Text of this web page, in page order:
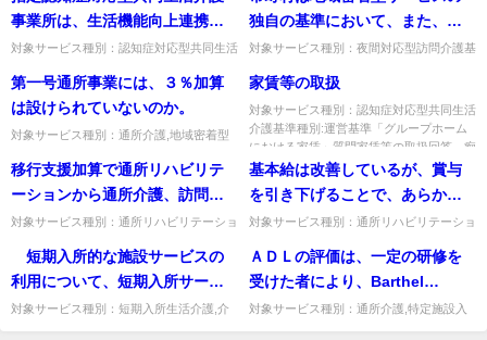
する登録者の割合の上限を、例
えば、登録定員の５割までと定
めることは引き続き可能なの
クシートと、介護日誌・計画...
点がない場合であっても、介護
給付費算定に係る介護給付費算
定等体制届出書の提出は必須
か。
療養介護,福祉用具貸...
事業所は、生活機能向上連携加
算に係る業務について指定訪問
指定通所リハビリテーション事
業所若しくは医療提供施設と委
託契約を締結し、業務に必要な
費用を指定訪問リハビリテーシ
ョン事業所等に支払うことにな
ると考えてよいか。
対象サービス種別：認知症対応型共同生活
携加算」質問指定認知症対応型共同生活介
護事業所は、生活機能向上連...
独自の基準において、また、事
業者指定を行うに当たって、夜
を要介護3以上の者に限定するよ
うな条件を付すことができる
か。
対象サービス種別：夜間対応型訪問介護基
市町村は地域密着型サービスの独自の基準
において、また、事業者指定...
第一号通所事業には、３％加算
は設けられていないのか。
対象サービス種別：通所介護,地域密着型
び規模区分の特例（第一号通所事業の取扱
い）」質問第一号通所事業に...
家賃等の取扱
対象サービス種別：認知症対応型共同生活
介護基準種別:運営基準「グループホーム
における家賃」質問家賃等の取扱回答 痴
呆対応型共同生活介護の報酬...
移行支援加算で通所リハビリテ
ーションから通所介護、訪問リ
ハビリテーションから通所リハ
定期間後元のサービスに戻った
場合、再び算定対象とすること
ができるのか。
対象サービス種別：通所リハビリテーショ
問移行支援加算で通所リハビリテーション
から通所介護、訪問リハビリ...
基本給は改善しているが、賞与
を引き下げることで、あらかじ
め設定した賃金改善実施期間の
た場合の取扱いはどうなるの
か。その際には、どのような資
料の提出が必要となるのか。
対象サービス種別：通所リハビリテーショ
応型通所介護,短期入所生活介護,短期入所
療養介護,福祉用具貸...
短期入所的な施設サービスの
利用について、短期入所サービ
スとして行う場合と施設サービ
スとして行う場合の明確な基準
対象サービス種別：短期入所生活介護,介
ＡＤＬの評価は、一定の研修を
受けた者により、Barthel
Index（以下「ＢＩ」という。）
を用いて行うとあるが、「一定
対象サービス種別：通所介護,特定施設入